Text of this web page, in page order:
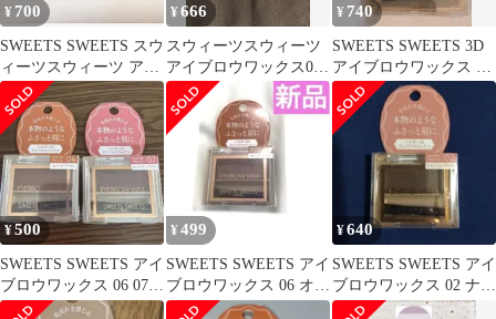
¥ 700
SWEETS SWEETS スウ
ィーツスウィーツ アイ
ブロウワックス 05
¥666
スウィーツスウィーツ
アイブロウワックス02
ナチュラルブラウン
¥ 740
SWEETS SWEETS 3D
アイブロウワックス 01
ダークブラウン
¥500
SWEETS SWEETS アイ
ブロウワックス 06 07 2
点セット
¥ 499
SWEETS SWEETS アイ
ブロウワックス 06 オレ
ンジブラウン
¥640
SWEETS SWEETS アイ
ブロウワックス 02 ナチ
ュラルブラウン